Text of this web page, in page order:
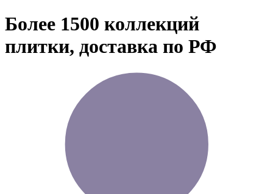
Более 1500 коллекций
плитки, доставка по РФ